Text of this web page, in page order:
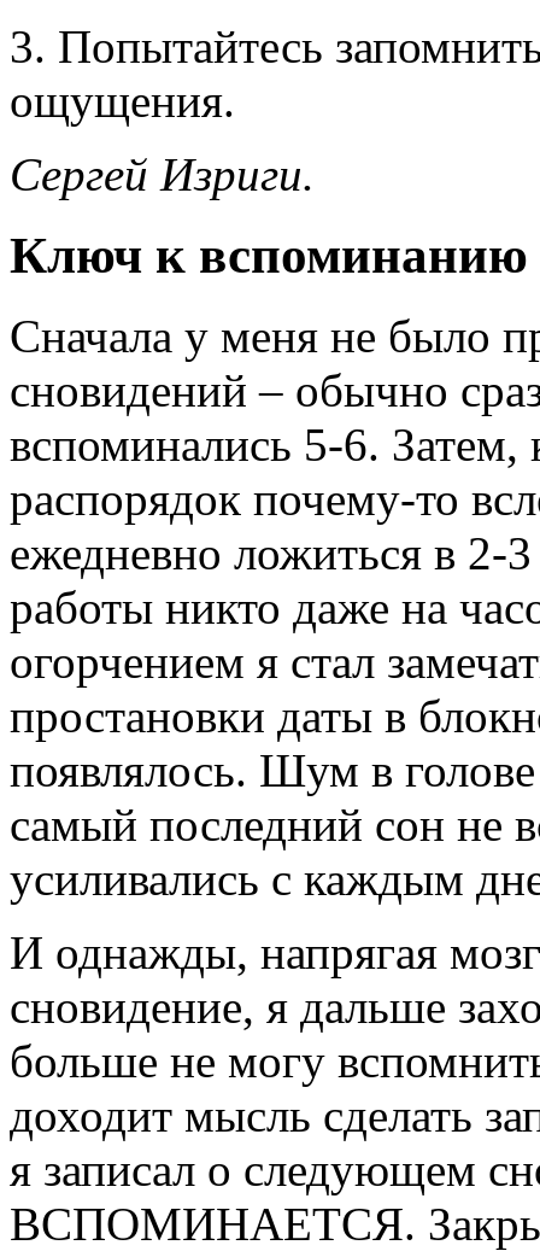
3. Попытайтесь
ощущения.
Сергей Изриги.
Ключ к вспоминанию
Сначала у меня не было
сновидений – обычно
вспоминались 5-6. Затем,
распорядок почему-то
ежедневно ложиться в 2-
работы никто даже на
огорчением я стал
простановки даты в
появлялось. Шум в
самый последний сон не
усиливались с каждым
И однажды, напрягая
сновидение, я дальше
больше не могу
доходит мысль сделать
я записал о следующем
ВСПОМИНАЕТСЯ. Закрыл